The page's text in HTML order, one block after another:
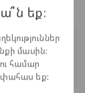
եք։
մասին:
համար
եք: